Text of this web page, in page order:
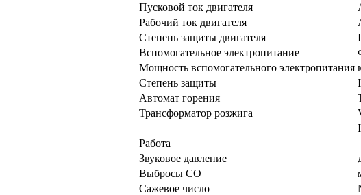
Пусковой ток двигателя
Рабочий ток двигателя
Степень защиты двигателя
Вспомогательное электропитание
Мощность вспомогательного электропитания
Степень защиты
Автомат горения
Трансформатор розжига
Работа
Звуковое давление
Выбросы СО
Сажевое число